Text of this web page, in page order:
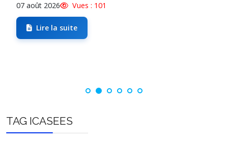
07 août 2026 Vues : 101
Lire la suite
TAG ICASEES